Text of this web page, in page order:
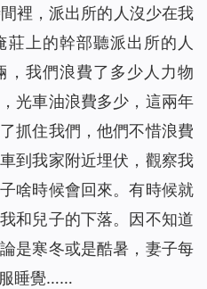
裡，派出所的人沒少在我
上的幹部聽派出所的人
，我們浪費了多少人力物
光車油浪費多少，這兩年
抓住我們，他們不惜浪費
到我家附近埋伏，觀察我
啥時候會回來。有時候就
和兒子的下落。因不知道
是寒冬或是酷暑，妻子每
睡覺……